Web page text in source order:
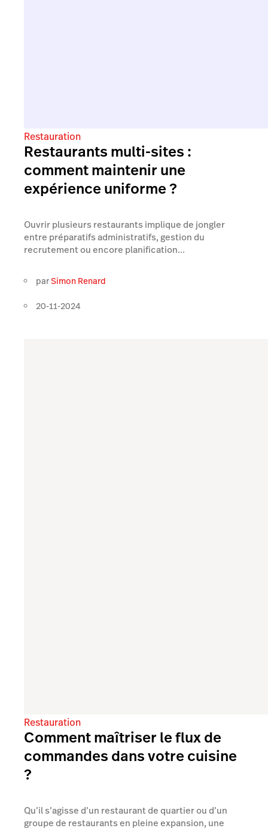
Restauration
Restaurants multi-sites :
comment maintenir une
expérience uniforme ?
Ouvrir plusieurs restaurants implique de jongler
entre préparatifs administratifs, gestion du
recrutement ou encore planification...
parSimon Renard
20-11-2024
Restauration
Comment maîtriser le flux de
commandes dans votre cuisine
?
Qu’il s’agisse d’un restaurant de quartier ou d’un
groupe de restaurants en pleine expansion, une